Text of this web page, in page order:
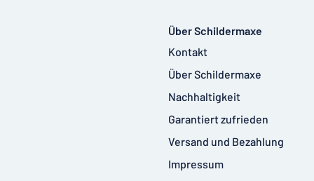
Über Schildermaxe
Kontakt
Über Schildermaxe
Nachhaltigkeit
Garantiert zufrieden
Versand und Bezahlung
Impressum